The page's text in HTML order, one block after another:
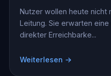
Nutzer wollen heute nicht
Leitung. Sie erwarten
direkter Erreichbarke...
Weiterlesen →